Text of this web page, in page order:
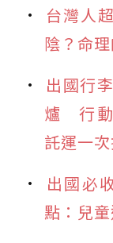
台灣人
陰？命
出國行
爐 行動
託運一
出國必
點：兒